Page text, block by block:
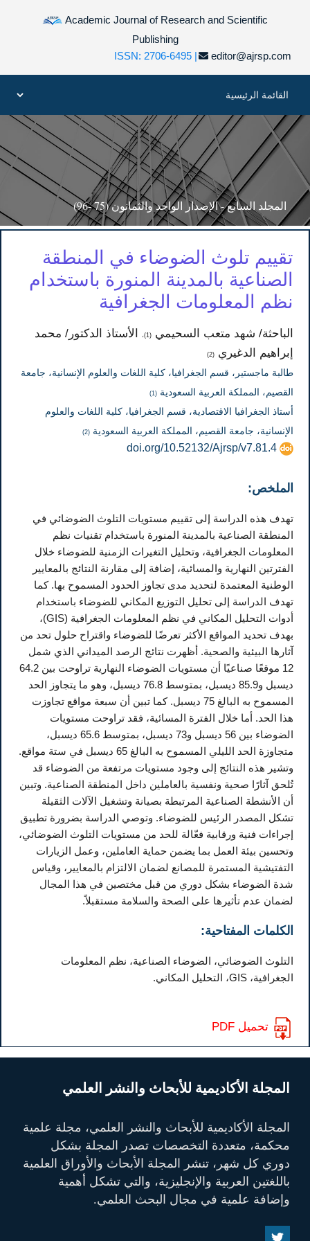
Academic Journal of Research and Scientific
Publishing
editor@ajrsp.com
ISSN: 2706-6495 |
المجلد السابع - الإصدار الواحد والثمانون (75 -96)
تقييم تلوث الضوضاء في المنطقة
الصناعية بالمدينة المنورة باستخدام
نظم المعلومات الجغرافية
الباحثة/ شهد متعب السحيمي (1)،
الأستاذ الدكتور/ محمد
إبراهيم الدغيري (2)
طالبة ماجستير، قسم الجغرافيا، كلية اللغات والعلوم الإنسانية، جامعة
القصيم، المملكة العربية السعودية (1)
أستاذ الجغرافيا الاقتصادية، قسم الجغرافيا، كلية اللغات والعلوم
الإنسانية، جامعة القصيم، المملكة العربية السعودية (2)
doi.org/10.52132/Ajrsp/v7.81.4
الملخص:
تهدف هذه الدراسة إلى تقييم مستويات التلوث الضوضائي في
المنطقة الصناعية بالمدينة المنورة باستخدام تقنيات نظم
المعلومات الجغرافية، وتحليل التغيرات الزمنية للضوضاء خلال
الفترتين النهارية والمسائية، إضافة إلى مقارنة النتائج بالمعايير
الوطنية المعتمدة لتحديد مدى تجاوز الحدود المسموح بها. كما
تهدف الدراسة إلى تحليل التوزيع المكاني للضوضاء باستخدام
أدوات التحليل المكاني في نظم المعلومات الجغرافية (GIS)،
بهدف تحديد المواقع الأكثر تعرضًا للضوضاء واقتراح حلول تحد من
آثارها البيئية والصحية. أظهرت نتائج الرصد الميداني الذي شمل
12 موقعًا صناعيًا أن مستويات الضوضاء النهارية تراوحت بين 64.2
ديسبل و85.9 ديسبل، بمتوسط 76.8 ديسبل، وهو ما يتجاوز الحد
المسموح به البالغ 75 ديسبل. كما تبين أن سبعة مواقع تجاوزت
هذا الحد. أما خلال الفترة المسائية، فقد تراوحت مستويات
الضوضاء بين 56 ديسبل و73 ديسبل، بمتوسط 65.6 ديسبل،
متجاوزة الحد الليلي المسموح به البالغ 65 ديسبل في ستة مواقع.
وتشير هذه النتائج إلى وجود مستويات مرتفعة من الضوضاء قد
تُلحق آثارًا صحية ونفسية بالعاملين داخل المنطقة الصناعية. وتبين
أن الأنشطة الصناعية المرتبطة بصيانة وتشغيل الآلات الثقيلة
تشكل المصدر الرئيس للضوضاء. وتوصي الدراسة بضرورة تطبيق
إجراءات فنية ورقابية فعّالة للحد من مستويات التلوث الضوضائي،
وتحسين بيئة العمل بما يضمن حماية العاملين، وعمل الزيارات
التفتيشية المستمرة للمصانع لضمان الالتزام بالمعايير، وقياس
شدة الضوضاء بشكل دوري من قبل مختصين في هذا المجال
لضمان عدم تأثيرها على الصحة والسلامة مستقبلاً.
الكلمات المفتاحية:
التلوث الضوضائي، الضوضاء الصناعية، نظم المعلومات
الجغرافية، GIS، التحليل المكاني.
تحميل PDF
المجلة الأكاديمية للأبحاث والنشر العلمي
المجلة الأكاديمية للأبحاث والنشر العلمي، مجلة علمية
محكمة، متعددة التخصصات تصدر المجلة بشكل
دوري كل شهر، تنشر المجلة الأبحاث والأوراق العلمية
باللغتين العربية والإنجليزية، والتي تشكل أهمية
وإضافة علمية في مجال البحث العلمي.